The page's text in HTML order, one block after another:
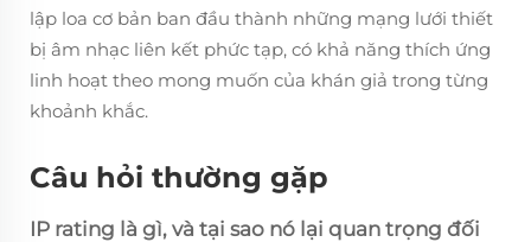
lập loa cơ bản ban đầu thành những mạng lưới thiết
bị âm nhạc liên kết phức tạp, có khả năng thích ứng
linh hoạt theo mong muốn của khán giả trong từng
khoảnh khắc.
Câu hỏi thường gặp
IP rating là gì, và tại sao nó lại quan trọng đối